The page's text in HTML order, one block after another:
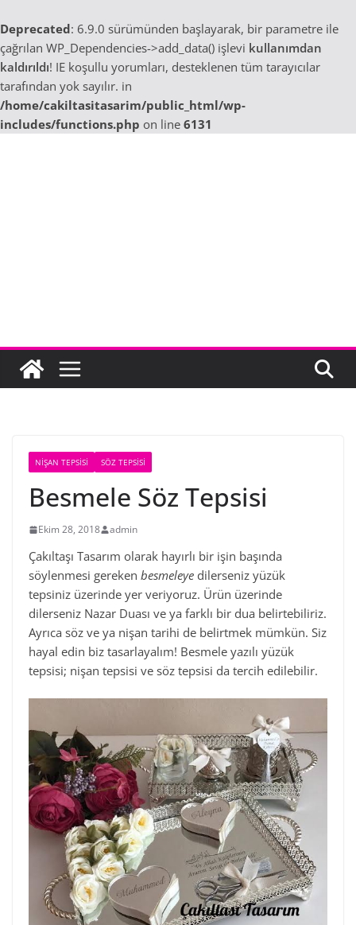
Deprecated: 6.9.0 sürümünden başlayarak, bir parametre ile
çağrılan WP_Dependencies->add_data() işlevi kullanımdan
kaldırıldı! IE koşullu yorumları, desteklenen tüm tarayıcılar
tarafından yok sayılır. in
/home/cakiltasitasarim/public_html/wp-
includes/functions.php on line 6131
NIŞAN TEPSISI SÖZ TEPSISI
Besmele Söz Tepsisi
Ekim 28, 2018 admin
Çakıltaşı Tasarım olarak hayırlı bir işin başında
söylenmesi gereken besmeleye dilerseniz yüzük
tepsiniz üzerinde yer veriyoruz. Ürün üzerinde
dilerseniz Nazar Duası ve ya farklı bir dua belirtebiliriz.
Ayrıca söz ve ya nişan tarihi de belirtmek mümkün. Siz
hayal edin biz tasarlayalım! Besmele yazılı yüzük
tepsisi; nişan tepsisi ve söz tepsisi da tercih edilebilir.